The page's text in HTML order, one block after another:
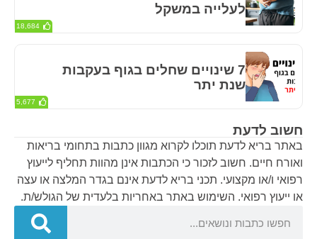
חשוב לדעת
באתר בריא לדעת תוכלו לקרוא מגוון כתבות בתחומי בריאות
ואורח חיים. חשוב לזכור כי הכתבות אינן מהוות תחליף לייעוץ
רפואי ו/או מקצועי. תכני בריא לדעת אינם בגדר המלצה או עצה
או ייעוץ רפואי. השימוש באתר באחריות בלעדית של הגולש/ת.
לעלייה במשקל
18,684
7 שינויים שחלים בגוף בעקבות
שנת יתר
5,677